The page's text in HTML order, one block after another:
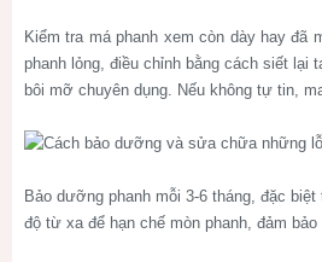
Kiểm tra má phanh xem còn dày hay đã
phanh lỏng, điều chỉnh bằng cách siết lại
bôi mỡ chuyên dụng. Nếu không tự tin,
Bảo dưỡng phanh mỗi 3-6 tháng, đặc
độ từ xa để hạn chế mòn phanh, đảm bảo